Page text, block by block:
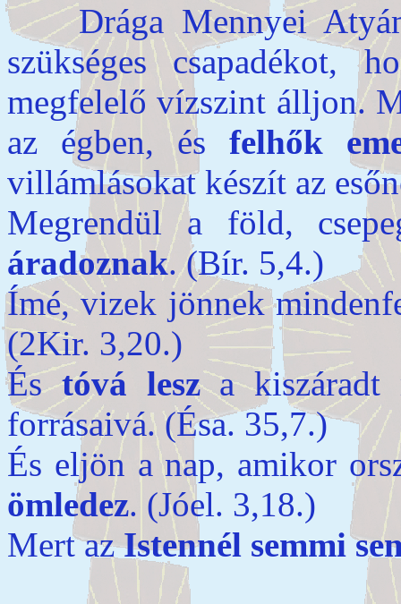
Drága Mennyei Atyám,
szükséges csapadékot,
megfelelő vízszint álljon.
az égben, és felhők
villámlásokat készít az
Megrendül a föld,
áradoznak. (Bír. 5,4.)
Ímé, vizek jönnek
(2Kir. 3,20.)
Éstóvá lesza kiszáradt
forrásaivá. (Ésa. 35,7.)
És eljön a nap, amikor
ömledez. (Jóel. 3,18.)
Mert azIstennél semmi